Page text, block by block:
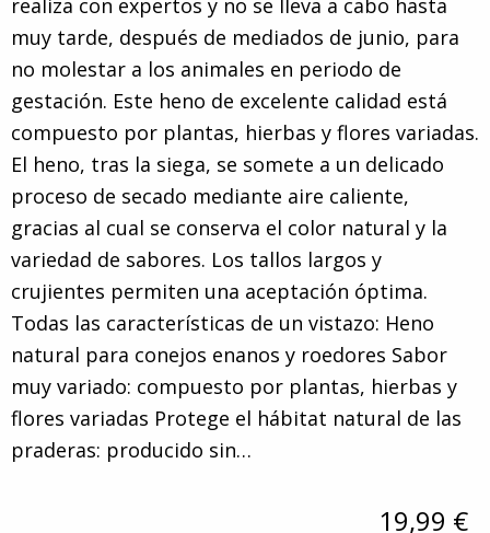
muy tarde, después de mediados de junio, para
no molestar a los animales en periodo de
gestación. Este heno de excelente calidad está
compuesto por plantas, hierbas y flores variadas.
El heno, tras la siega, se somete a un delicado
proceso de secado mediante aire caliente,
gracias al cual se conserva el color natural y la
variedad de sabores. Los tallos largos y
crujientes permiten una aceptación óptima.
Todas las características de un vistazo: Heno
natural para conejos enanos y roedores Sabor
muy variado: compuesto por plantas, hierbas y
flores variadas Protege el hábitat natural de las
praderas: producido sin…
19,99 €